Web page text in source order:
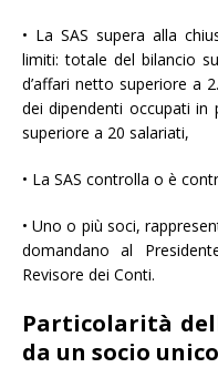
• La SAS supera alla
limiti: totale del bilancio
d’affari netto superiore a
dei dipendenti occupati in
superiore a 20 salariati,
• La SAS controlla o è
• Uno o più soci,
domandano al
Revisore dei Conti.
Particolarità
da un socio